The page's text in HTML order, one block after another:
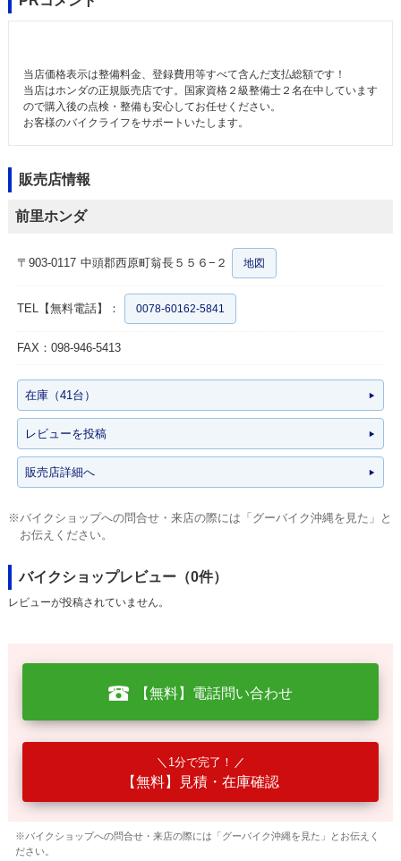
当店価格表示は整備料金、登録費用等すべて含んだ支払総額です！
当店はホンダの正規販売店です。国家資格２級整備士２名在中しています
ので購入後の点検・整備も安心してお任せください。
お客様のバイクライフをサポートいたします。
販売店情報
前里ホンダ
〒903-0117 中頭郡西原町翁長５５６−２ 地図
TEL【無料電話】： 0078-60162-5841
FAX：098-946-5413
在庫（41台）
レビューを投稿
販売店詳細へ
※バイクショップへの問合せ・来店の際には「グーバイク沖縄を見た」と
お伝えください。
バイクショップレビュー（0件）
レビューが投稿されていません。
【無料】電話問い合わせ
1分で完了！
【無料】見積・在庫確認
※バイクショップへの問合せ・来店の際には「グーバイク沖縄を見た」とお伝えく
ださい。